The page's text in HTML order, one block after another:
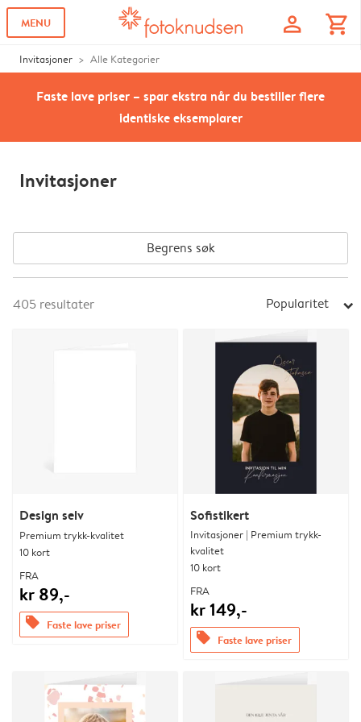
MENU profile shopping_cart
Invitasjoner Alle Kategorier
Faste lave priser – spar ekstra når du bestiller flere
identiske eksemplarer
Invitasjoner
Begrens søk
405 resultater Popularitet arrow_right
Design selv
Premium trykk-kvalitet
10 kort
FRA
kr 89,-
offers Faste lave priser
Sofistikert
Invitasjoner | Premium trykk-
kvalitet
10 kort
FRA
kr 149,-
offers Faste lave priser